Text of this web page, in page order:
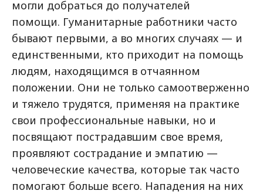
могли добраться до получателей
помощи. Гуманитарные работники часто
бывают первыми, а во многих случаях — и
единственными, кто приходит на помощь
людям, находящимся в отчаянном
положении. Они не только самоотверженно
и тяжело трудятся, применяя на практике
свои профессиональные навыки, но и
посвящают пострадавшим свое время,
проявляют сострадание и эмпатию —
человеческие качества, которые так часто
помогают больше всего. Нападения на них